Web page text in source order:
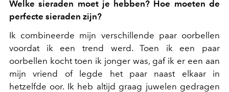
Welke sieraden moet je hebben? Hoe moeten de
perfecte sieraden zijn?
Ik combineerde mijn verschillende paar oorbellen
voordat ik een trend werd. Toen ik een paar
oorbellen kocht toen ik jonger was, gaf ik er een aan
mijn vriend of legde het paar naast elkaar in
hetzelfde oor. Ik heb altijd graag juwelen gedragen